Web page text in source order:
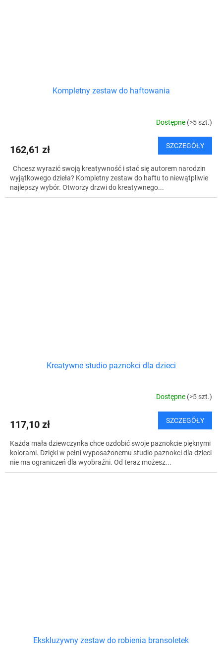
Kompletny zestaw do haftowania
Dostępne (>5 szt.)
162,61 zł SZCZEGÓŁY
Chcesz wyrazić swoją kreatywność i stać się autorem narodzin
wyjątkowego dzieła? Kompletny zestaw do haftu to niewątpliwie
najlepszy wybór. Otworzy drzwi do kreatywnego...
Kreatywne studio paznokci dla dzieci
Dostępne (>5 szt.)
117,10 zł SZCZEGÓŁY
Każda mała dziewczynka chce ozdobić swoje paznokcie pięknymi
kolorami. Dzięki w pełni wyposażonemu studio paznokci dla dzieci
nie ma ograniczeń dla wyobraźni. Od teraz możesz...
Ekskluzywny zestaw do robienia bransoletek